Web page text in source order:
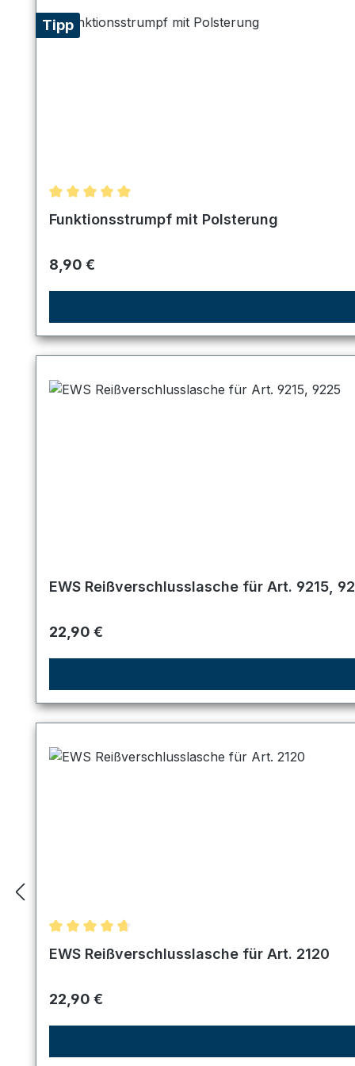
Tipp
Durchschnittliche Bewertung von 5 von 5 Sternen
Funktionsstrumpf mit Polsterung
Regulärer Preis:
8,90 €
EWS Reißverschlusslasche für Art. 9215,
Regulärer Preis:
22,90 €
Durchschnittliche Bewertung von 4.67 von 5
EWS Reißverschlusslasche für Art. 2120
Regulärer Preis:
22,90 €